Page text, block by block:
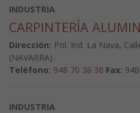
INDUSTRIA
CARPINTERÍA
Dirección: Pol. Ind. La Nava,
(NAVARRA)
Teléfono: 948 70 38 38 Fax:
INDUSTRIA